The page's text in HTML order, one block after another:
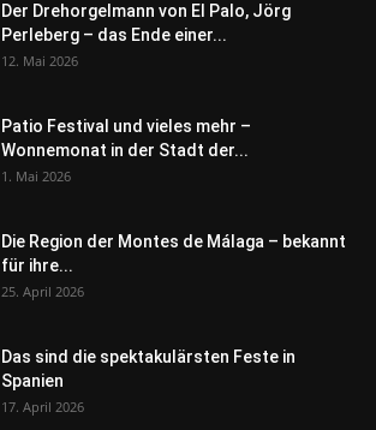
Der Drehorgelmann von El Palo, Jörg
Perleberg – das Ende einer...
12. Mai 2026
Patio Festival und vieles mehr –
Wonnemonat in der Stadt der...
1. Mai 2026
Die Region der Montes de Málaga – bekannt
für ihre...
25. April 2026
Das sind die spektakulärsten Feste in
Spanien
17. April 2026